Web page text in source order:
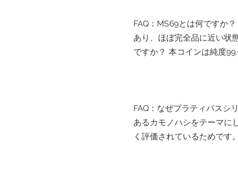
FAQ：MS69とは何ですか
あり、ほぼ完全品に近い状
ですか？ 本コインは純度
FAQ：なぜプラティパスシ
あるカモノハシをテーマに
く評価されているためです。